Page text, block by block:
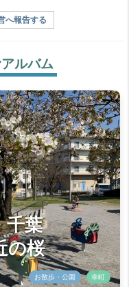
へ報告する
ルバム
千葉
の桜
お散歩・公園 幸町